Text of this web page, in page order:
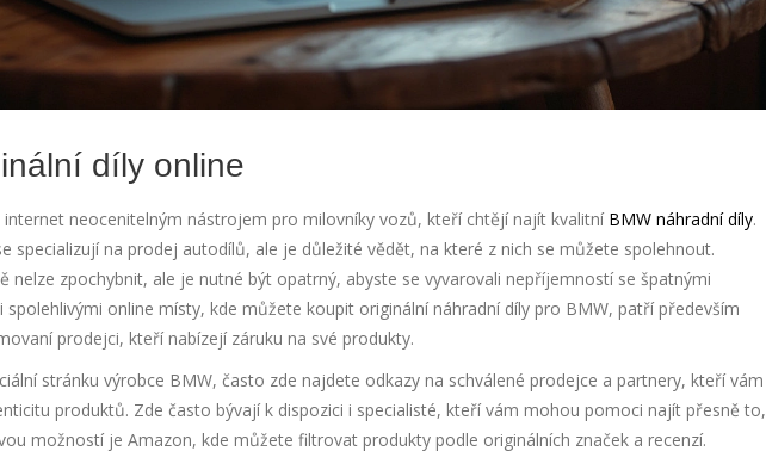
díly online
internet neocenitelným nástrojem pro milovníky vozů, kteří chtějí najít kvalitní BMW náhradní díly.
specializují na prodej autodílů, ale je důležité vědět, na které z nich se můžete spolehnout.
nelze zpochybnit, ale je nutné být opatrný, abyste se vyvarovali nepříjemností se špatnými
online místy, kde můžete koupit originální náhradní díly pro BMW, patří především
prodejci, kteří nabízejí záruku na své produkty.
stránku výrobce BMW, často zde najdete odkazy na schválené prodejce a partnery, kteří vám
produktů. Zde často bývají k dispozici i specialisté, kteří vám mohou pomoci najít přesně to,
možností je Amazon, kde můžete filtrovat produkty podle originálních značek a recenzí.